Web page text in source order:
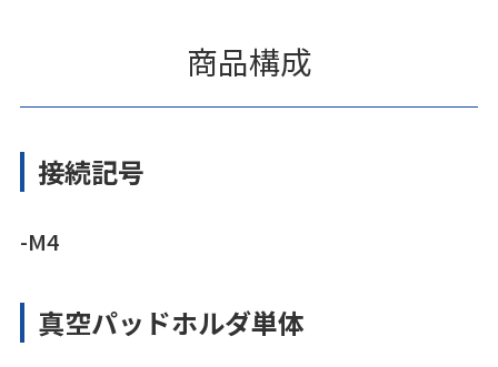
商品構成
接続記号
-M4
真空パッドホルダ単体